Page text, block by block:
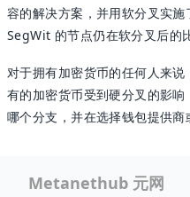
容的解决方案，并用软分叉实
SegWit 的节点仍在软分叉后的
对于拥有加密货币的任何人来
有的加密货币受到硬分叉的影
哪个分支，并在选择钱包提供商
Metanethub 元网